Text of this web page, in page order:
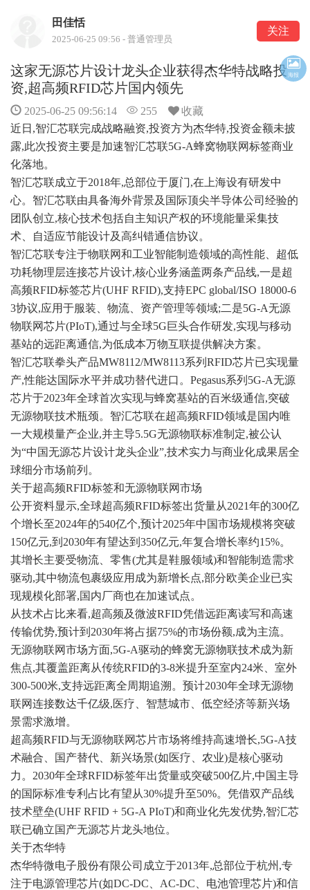
田佳恬
2025-06-25 09:56 - 普通管理员
关注
这家无源芯片设计龙头企业获得杰华特战略投
资,超高频RFID芯片国内领先
2025-06-25 09:56:14 255
收藏
近日,智汇芯联完成战略融资,投资方为杰华特,投资金额未披
露,此次投资主要是加速智汇芯联5G-A蜂窝物联网标签商业
化落地。
智汇芯联成立于2018年,总部位于厦门,在上海设有研发中
心。智汇芯联由具备海外背景及国际顶尖半导体公司经验的
团队创立,核心技术包括自主知识产权的环境能量采集技
术、自适应节能设计及高纠错通信协议。
智汇芯联专注于物联网和工业智能制造领域的高性能、超低
功耗物理层连接芯片设计,核心业务涵盖两条产品线,一是超
高频RFID标签芯片(UHF RFID),支持EPC global/ISO 18000-6
3协议,应用于服装、物流、资产管理等领域;二是5G-A无源
物联网芯片(PIoT),通过与全球5G巨头合作研发,实现与移动
基站的远距离通信,为低成本万物互联提供解决方案。
智汇芯联拳头产品MW8112/MW8113系列RFID芯片已实现量
产,性能达国际水平并成功替代进口。Pegasus系列5G-A无源
芯片于2023年全球首次实现与蜂窝基站的百米级通信,突破
无源物联技术瓶颈。智汇芯联在超高频RFID领域是国内唯
一大规模量产企业,并主导5.5G无源物联标准制定,被公认
为“中国无源芯片设计龙头企业”,技术实力与商业化成果居全
球细分市场前列。
关于超高频RFID标签和无源物联网市场
公开资料显示,全球超高频RFID标签出货量从2021年的300亿
个增长至2024年的540亿个,预计2025年中国市场规模将突破
150亿元,到2030年有望达到350亿元,年复合增长率约15%。
其增长主要受物流、零售(尤其是鞋服领域)和智能制造需求
驱动,其中物流包裹级应用成为新增长点,部分欧美企业已实
现规模化部署,国内厂商也在加速试点。
从技术占比来看,超高频及微波RFID凭借远距离读写和高速
传输优势,预计到2030年将占据75%的市场份额,成为主流。
无源物联网市场方面,5G-A驱动的蜂窝无源物联技术成为新
焦点,其覆盖距离从传统RFID的3-8米提升至室内24米、室外
300-500米,支持远距离全周期追溯。预计2030年全球无源物
联网连接数达千亿级,医疗、 智慧城市 、低空经济等新兴场
景需求激增。
超高频RFID与无源物联网芯片市场将维持高速增长,5G-A技
术融合、国产替代、新兴场景(如医疗、农业)是核心驱动
力。2030年全球RFID标签年出货量或突破500亿片,中国主导
的国际标准专利占比有望从30%提升至50%。凭借双产品线
技术壁垒(UHF RFID + 5G-A PIoT)和商业化先发优势,智汇芯
联已确立国产无源芯片龙头地位。
关于杰华特
杰华特微电子股份有限公司成立于2013年,总部位于杭州,专
注于电源管理芯片(如DC-DC、AC-DC、电池管理芯片)和信
海报